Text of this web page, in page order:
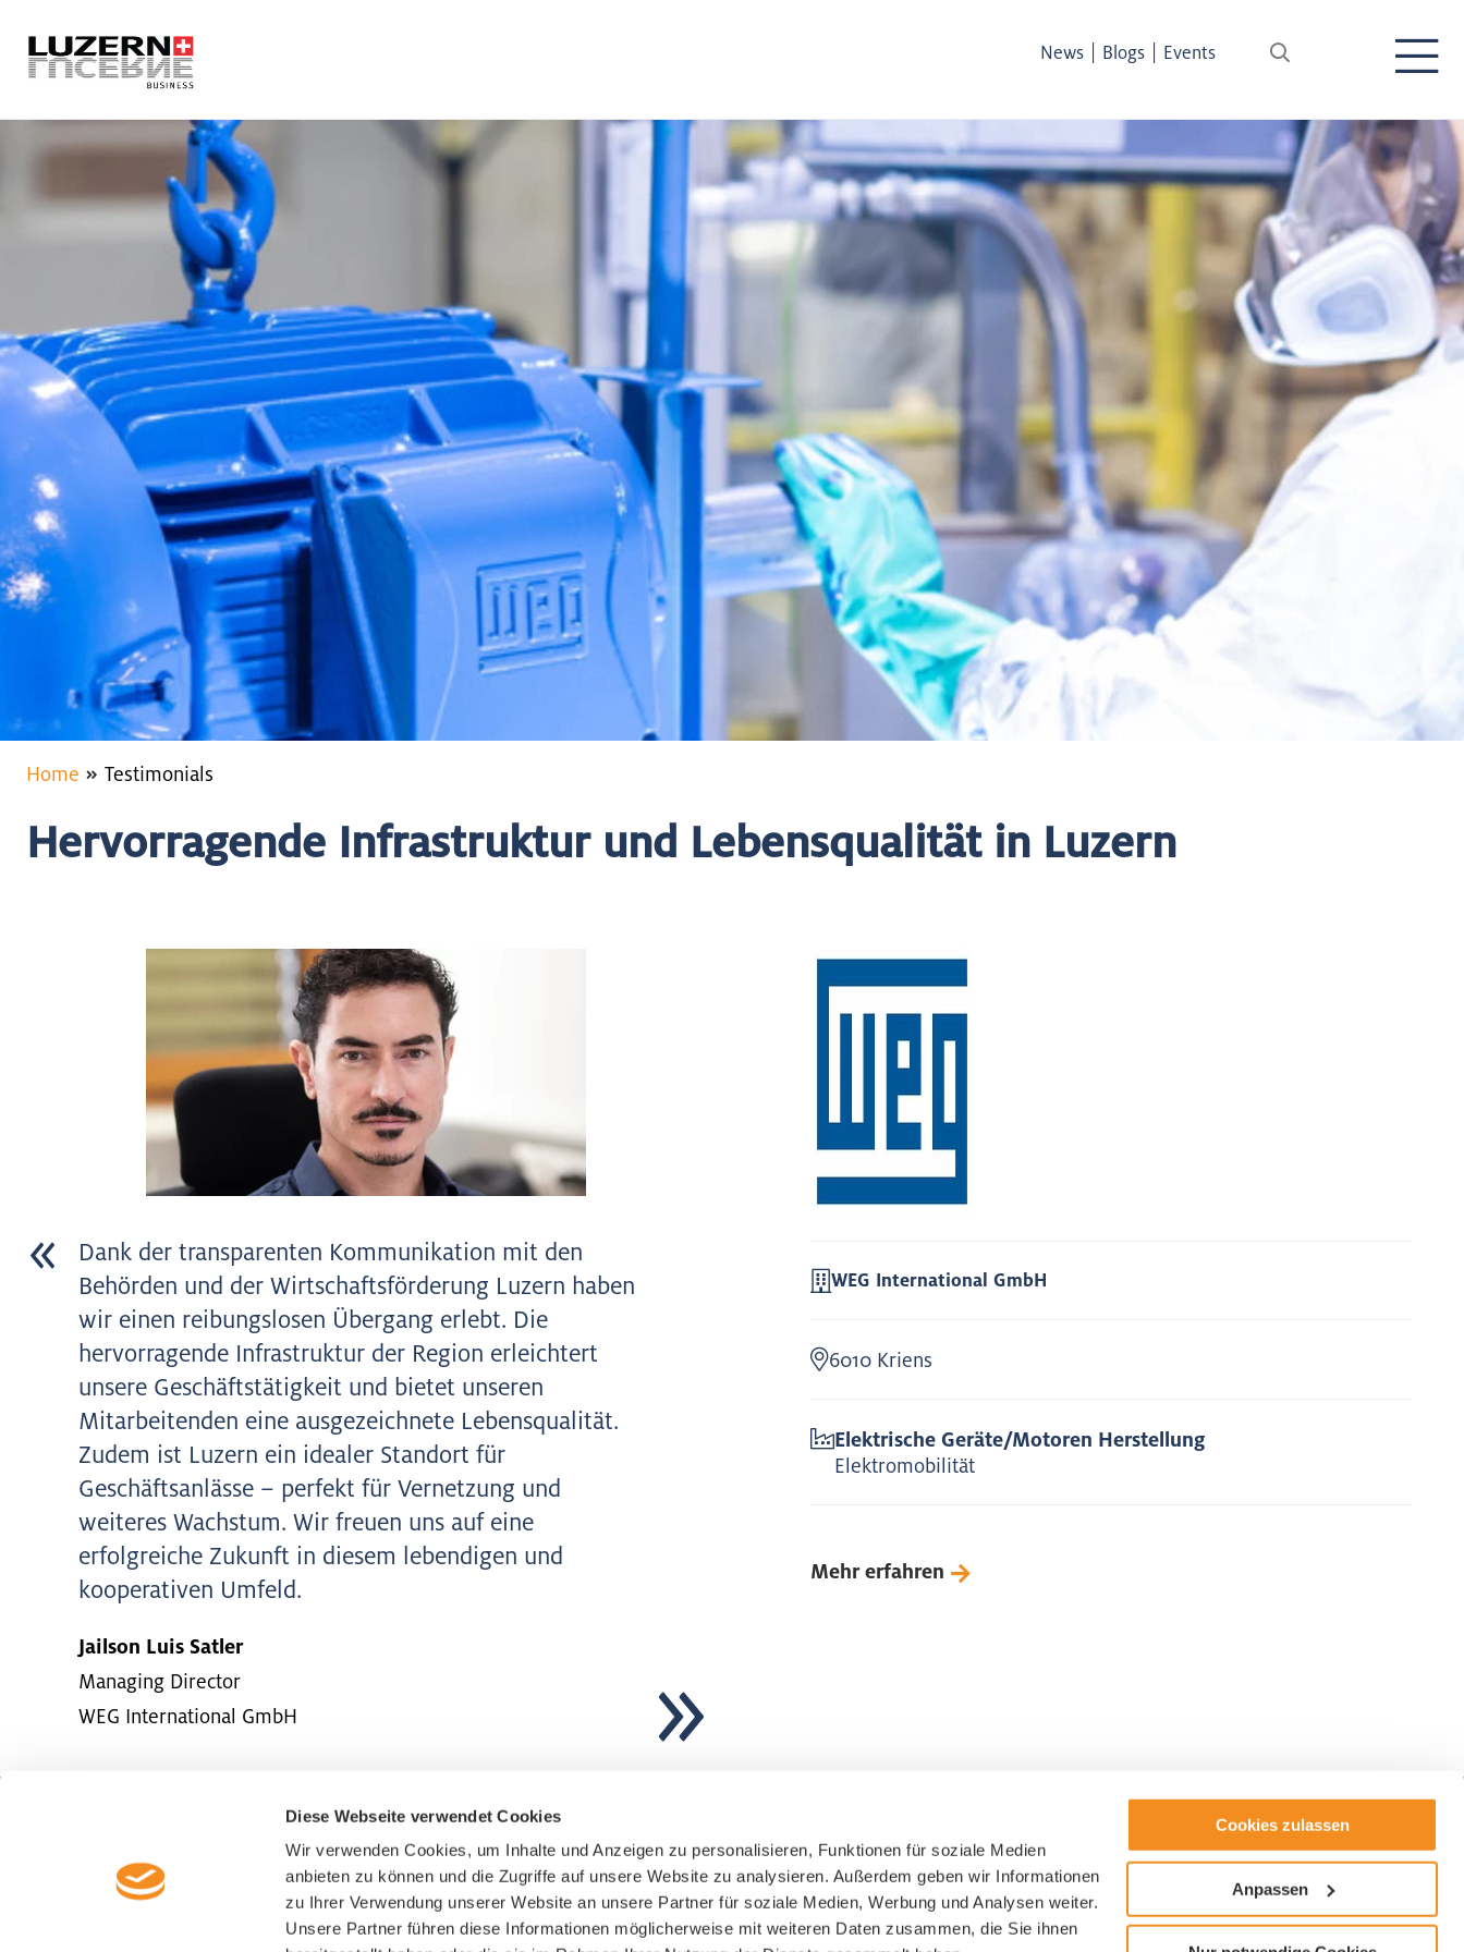
Diese Webseite verwendet Cookies
Wir verwenden Cookies, um Inhalte und Anzeigen zu personalisieren, Funktionen für soziale Medien
anbieten zu können und die Zugriffe auf unsere Website zu analysieren. Außerdem geben wir Informationen
zu Ihrer Verwendung unserer Website an unsere Partner für soziale Medien, Werbung und Analysen weiter.
Unsere Partner führen diese Informationen möglicherweise mit weiteren Daten zusammen, die Sie ihnen
Cookies zulassen
Anpassen
News Blogs Events
Home Testimonials
Hervorragende Infrastruktur und Lebensqualität in Luzern
Dank der transparenten Kommunikation mit den
Behörden und der Wirtschaftsförderung Luzern haben
wir einen reibungslosen Übergang erlebt. Die
hervorragende Infrastruktur der Region erleichtert
unsere Geschäftstätigkeit und bietet unseren
Mitarbeitenden eine ausgezeichnete Lebensqualität.
Zudem ist Luzern ein idealer Standort für
Geschäftsanlässe – perfekt für Vernetzung und
weiteres Wachstum. Wir freuen uns auf eine
erfolgreiche Zukunft in diesem lebendigen und
kooperativen Umfeld.
Jailson Luis Satler
Managing Director
WEG International GmbH
WEG International GmbH
6010 Kriens
Elektrische Geräte/Motoren Herstellung
Elektromobilität
Mehr erfahren
Alpenquai 30
CH-6005 Luzern
Anmeldung zum Newsletter